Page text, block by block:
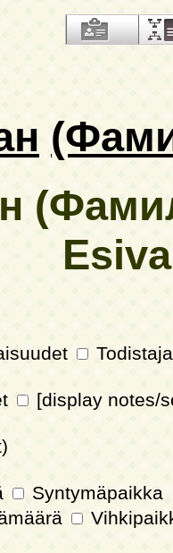
[display notes/
Syntymäpaikka